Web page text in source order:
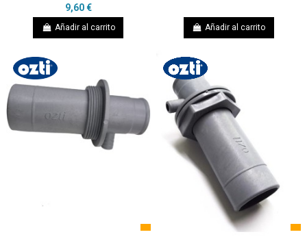
9,60 €
Añadir al carrito Añadir al carrito